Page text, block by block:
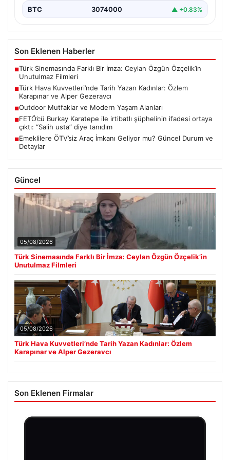
BTC 3074000 ▲ +0.83%
Son Eklenen Haberler
■Türk Sinemasında Farklı Bir İmza: Ceylan Özgün Özçelik’in
Unutulmaz Filmleri
■Türk Hava Kuvvetleri’nde Tarih Yazan Kadınlar: Özlem
Karapınar ve Alper Gezeravcı
■Outdoor Mutfaklar ve Modern Yaşam Alanları
■FETÖ’cü Burkay Karatepe ile irtibatlı şüphelinin ifadesi ortaya
çıktı: “Salih usta” diye tanıdım
■Emeklilere ÖTV’siz Araç İmkanı Geliyor mu? Güncel Durum ve
Detaylar
Güncel
05/08/2026
Türk Sinemasında Farklı Bir İmza: Ceylan Özgün Özçelik’in
Unutulmaz Filmleri
05/08/2026
Türk Hava Kuvvetleri’nde Tarih Yazan Kadınlar: Özlem
Karapınar ve Alper Gezeravcı
Son Eklenen Firmalar